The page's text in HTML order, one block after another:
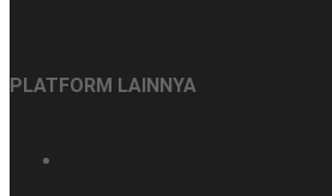
PLATFORM LAINNYA